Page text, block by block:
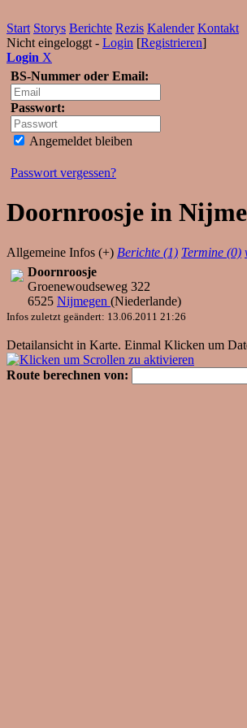
Start Storys Berichte Rezis Kalender Kontakt
Nicht eingeloggt - Login [Registrieren]
Login X
BS-Nummer oder Email:
Passwort:
Angemeldet bleiben
Passwort vergessen?
Doornroosje in
Allgemeine Infos (+) Berichte (1) Termine (0)
Doornroosje
Groenewoudseweg 322
6525 Nijmegen (Niederlande)
Infos zuletzt geändert: 13.06.2011 21:26
Detailansicht in Karte. Einmal Klicken um
Route berechnen von: